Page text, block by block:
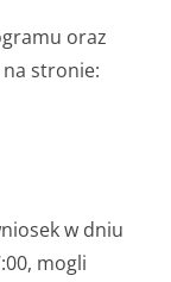
oraz
stronie:
w dniu
mogli